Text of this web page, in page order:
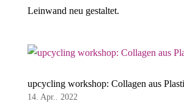
Leinwand neu gestaltet.
upcycling workshop: Collagen aus
14. Apr.. 2022